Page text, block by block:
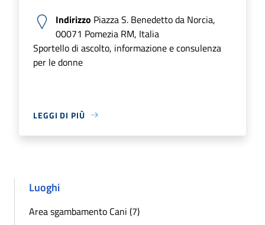
Indirizzo Piazza S. Benedetto da Norcia,
00071 Pomezia RM, Italia
Sportello di ascolto, informazione e consulenza
per le donne
LEGGI DI PIÙ
Luoghi
Area sgambamento Cani (7)